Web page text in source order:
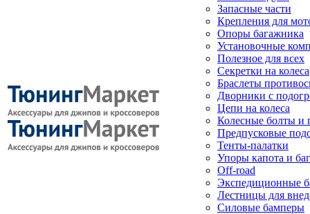
Запасные части
Крепления для
Опоры багажника
Установочные
Полезное для всех
Секретки на колеса
Браслеты
Дворники с
Цепи на колеса
Колесные болты и
Предпусковые
Тенты-палатки
Упоры капота и
Off-road
Экспедиционные
Лестницы для
Силовые бамперы